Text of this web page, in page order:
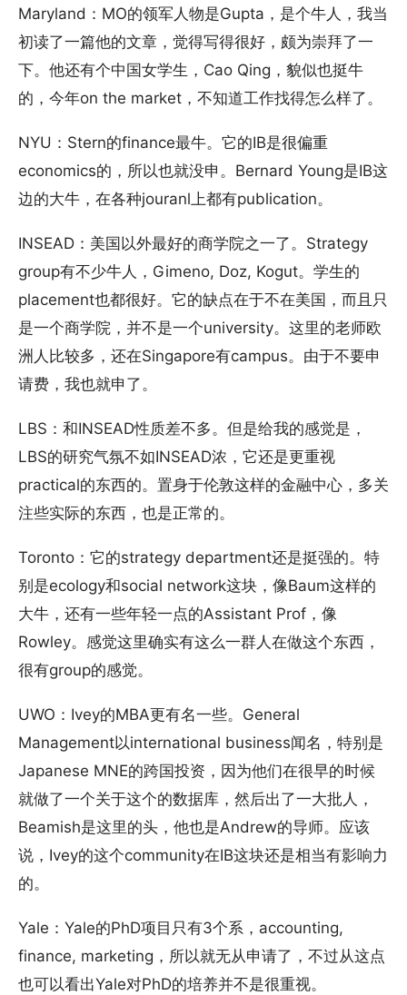
Maryland：MO的领军人物是Gupta，是个牛人，我当
初读了一篇他的文章，觉得写得很好，颇为崇拜了一
下。他还有个中国女学生，Cao Qing，貌似也挺牛
的，今年on the market，不知道工作找得怎么样了。
NYU：Stern的finance最牛。它的IB是很偏重
economics的，所以也就没申。Bernard Young是IB这
边的大牛，在各种jouranl上都有publication。
INSEAD：美国以外最好的商学院之一了。Strategy
group有不少牛人，Gimeno, Doz, Kogut。学生的
placement也都很好。它的缺点在于不在美国，而且只
是一个商学院，并不是一个university。这里的老师欧
洲人比较多，还在Singapore有campus。由于不要申
请费，我也就申了。
LBS：和INSEAD性质差不多。但是给我的感觉是，
LBS的研究气氛不如INSEAD浓，它还是更重视
practical的东西的。置身于伦敦这样的金融中心，多关
注些实际的东西，也是正常的。
Toronto：它的strategy department还是挺强的。特
别是ecology和social network这块，像Baum这样的
大牛，还有一些年轻一点的Assistant Prof，像
Rowley。感觉这里确实有这么一群人在做这个东西，
很有group的感觉。
UWO：Ivey的MBA更有名一些。General
Management以international business闻名，特别是
Japanese MNE的跨国投资，因为他们在很早的时候
就做了一个关于这个的数据库，然后出了一大批人，
Beamish是这里的头，他也是Andrew的导师。应该
说，Ivey的这个community在IB这块还是相当有影响力
的。
Yale：Yale的PhD项目只有3个系，accounting,
finance, marketing，所以就无从申请了，不过从这点
也可以看出Yale对PhD的培养并不是很重视。